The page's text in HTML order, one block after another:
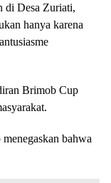
di Desa Zuriati,
hanya karena
Brimob Cup
bahwa